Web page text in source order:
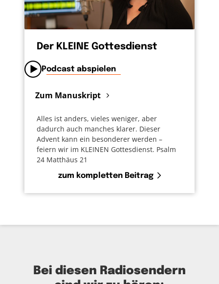
Der KLEINE Gottesdienst
Podcast abspielen
Zum Manuskript
Alles ist anders, vieles weniger, aber
dadurch auch manches klarer. Dieser
Advent kann ein besonderer werden –
feiern wir im KLEINEN Gottesdienst. Psalm
24 Matthäus 21
zum kompletten Beitrag
Bei diesen Radiosendern